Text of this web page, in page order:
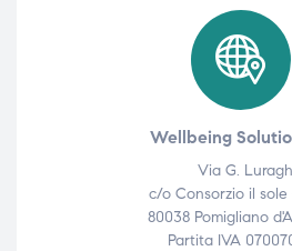
Wellbeing
Via G.
c/o Consorzio il
80038 Pomigliano
Partita IVA